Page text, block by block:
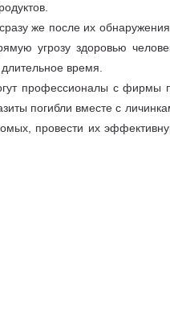
же после их
угрозу здоровью
время.
профессионалы с фирмы
погибли вместе с
провести их